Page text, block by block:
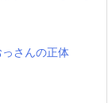
さんの正体